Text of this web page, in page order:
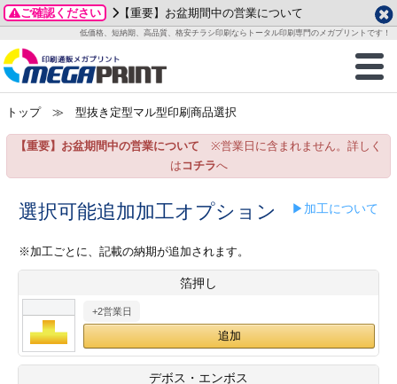
ご確認ください 【重要】お盆期間中の営業について
低価格、短納期、高品質、格安チラシ印刷ならトータル印刷専門のメガプリントです！
商品一覧
グッズ
ステッカー
ックカード印刷
業ツール印刷
＆盛り上げ印刷
ご利用ガイド
お客様へ
いて
方法
/送料について
刷
カード印刷
ックカード名刺
ムカード
型マル型印刷
データ作成ガイド
成前に
ガイド
加工指示ガイド
テンプレート
ード印刷
名刺印刷
ックカード
ード印刷
印刷
一覧
わせ
り
プル請求
2026年 8月
月
火 水 木 金
土
1
3
4 5 6 7
8
15
24
25 26 27
29
土
1
2 3
8 9 10 11
12
14
15 16 17 18
19
トップ≫ 型抜き定型マル型印刷商品選択
【重要】お盆期間中の営業について ※営業日に含まれません。詳しく
は コチラへ
選択可能追加加工オプション ▶加工について
※加工ごとに、記載の納期が追加されます。
箔押し
+2営業日
デボス・エンボス